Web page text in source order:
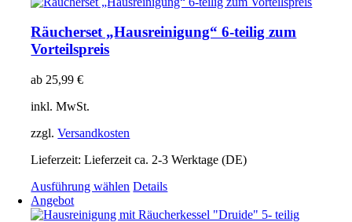
Räucherset „Hausreinigung“ 6-teilig zum
Vorteilspreis
ab 25,99€
inkl. MwSt.
zzgl.Versandkosten
Lieferzeit:Lieferzeit ca. 2-3 Werktage (DE)
Ausführung wählen Dieses
weist
Details
Angebot